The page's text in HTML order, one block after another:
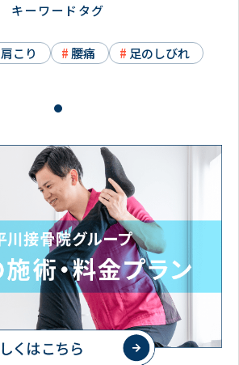
キーワードタグ
肩こり 腰痛 足のしびれ